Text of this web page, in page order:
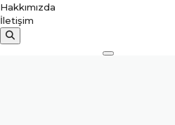
Hakkımızda
İletişim